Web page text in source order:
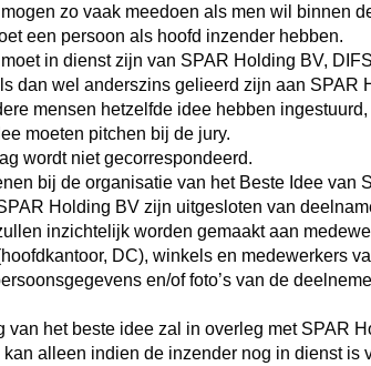
zo vaak meedoen als men wil binnen
een persoon als hoofd inzender hebben.
in dienst zijn van SPAR Holding BV,
dan wel anderszins gelieerd zijn aan SPAR
mensen hetzelfde idee hebben
moeten pitchen bij de jury.
wordt niet gecorrespondeerd.
bij de organisatie van het Beste Idee van
Holding BV zijn uitgesloten van
inzichtelijk worden gemaakt aan
DC), winkels en medewerkers
en/of foto’s van de
van het beste idee zal in overleg met SPAR
alleen indien de inzender nog in dienst is